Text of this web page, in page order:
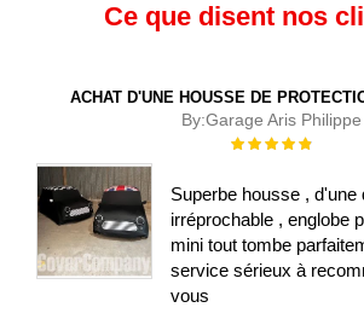
Ce que disent nos
ACHAT D'UNE HOUSSE DE
By:Garage Aris Philippe
Évaluation :
Superbe housse , d'une
irréprochable , englobe
mini tout tombe
service sérieux à
vous